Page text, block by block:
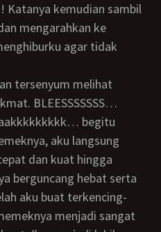
mengarahkan ke
agar tidak
BLEESSSSSSS…
begitu
aku langsung
dan kuat hingga
berguncang hebat serta
aku buat terkencing-
menjadi sangat